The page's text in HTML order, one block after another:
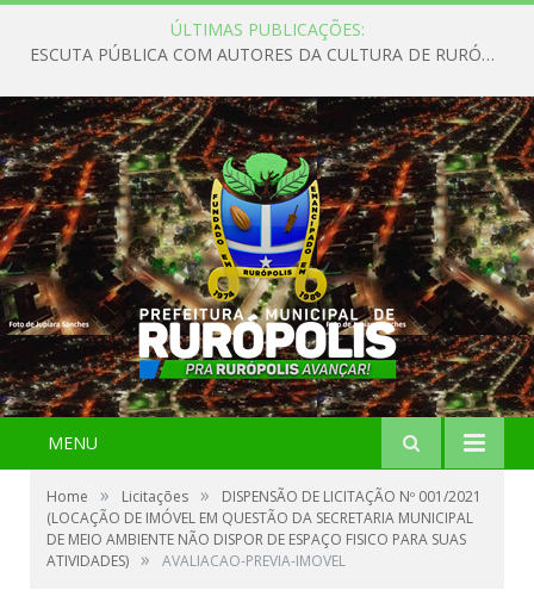
ÚLTIMAS PUBLICAÇÕES:
ESCUTA PÚBLICA COM AUTORES DA CULTURA DE RURÓPOLIS
MENU
Home » Licitações »
DISPENSÃO DE LICITAÇÃO Nº 001/2021
(LOCAÇÃO DE IMÓVEL EM QUESTÃO DA SECRETARIA MUNICIPAL
DE MEIO AMBIENTE NÃO DISPOR DE ESPAÇO FISICO PARA SUAS
ATIVIDADES) » AVALIACAO-PREVIA-IMOVEL